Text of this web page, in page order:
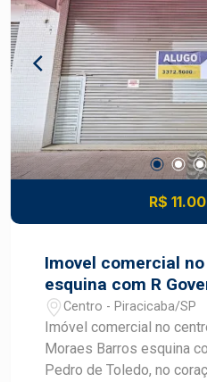
R$
Imovel comercial
esquina com R
Centro - Piracicaba/SP
Imóvel comercial no
Moraes Barros esquina
Pedro de Toledo, no